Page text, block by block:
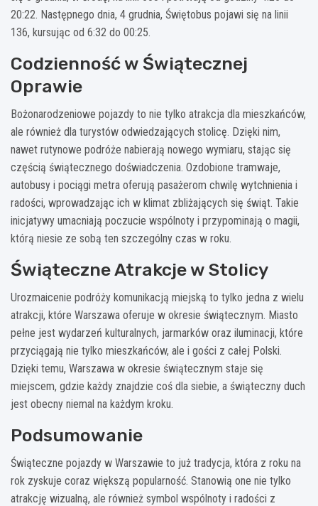
20:22. Następnego dnia, 4 grudnia, Świętobus pojawi się na linii
136, kursując od 6:32 do 00:25.
Codzienność w Świątecznej
Oprawie
Bożonarodzeniowe pojazdy to nie tylko atrakcja dla mieszkańców,
ale również dla turystów odwiedzających stolicę. Dzięki nim,
nawet rutynowe podróże nabierają nowego wymiaru, stając się
częścią świątecznego doświadczenia. Ozdobione tramwaje,
autobusy i pociągi metra oferują pasażerom chwilę wytchnienia i
radości, wprowadzając ich w klimat zbliżających się świąt. Takie
inicjatywy umacniają poczucie wspólnoty i przypominają o magii,
którą niesie ze sobą ten szczególny czas w roku.
Świąteczne Atrakcje w Stolicy
Urozmaicenie podróży komunikacją miejską to tylko jedna z wielu
atrakcji, które Warszawa oferuje w okresie świątecznym. Miasto
pełne jest wydarzeń kulturalnych, jarmarków oraz iluminacji, które
przyciągają nie tylko mieszkańców, ale i gości z całej Polski.
Dzięki temu, Warszawa w okresie świątecznym staje się
miejscem, gdzie każdy znajdzie coś dla siebie, a świąteczny duch
jest obecny niemal na każdym kroku.
Podsumowanie
Świąteczne pojazdy w Warszawie to już tradycja, która z roku na
rok zyskuje coraz większą popularność. Stanowią one nie tylko
atrakcję wizualną, ale również symbol wspólnoty i radości z